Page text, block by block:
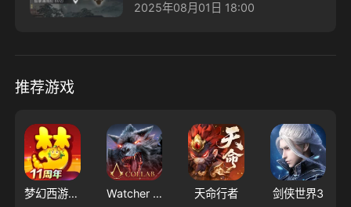
2025年08月01日 18:00
推荐游戏
梦幻西游（大陆服） Watcher of Realms - US 天命行者 剑侠世界3